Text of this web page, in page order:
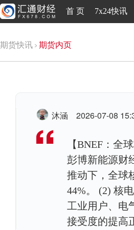
首 页 7x24快讯
期货快讯 期货内页
沐涵 2026-07-08
【BNEF：全
彭博新能源财
推动下，全球
44%。 (2) 核
工业用户、电
接受度的提高